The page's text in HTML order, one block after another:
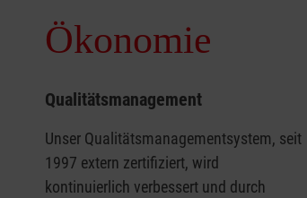
Ökonomie
Qualitätsmanagement
Unser Qualitätsmanagementsystem, seit
1997 extern zertifiziert, wird
kontinuierlich verbessert und durch